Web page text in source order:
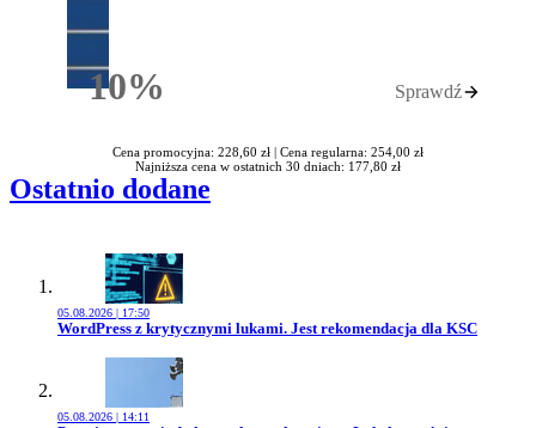
10%Rabatu Sprawdź
Cena promocyjna: 228,60 zł | Cena regularna: 254,00 zł
Najniższa cena w ostatnich 30 dniach: 177,80 zł
Ostatnio dodane
05.08.2026 | 17:50
Przejdź do artykułu:
WordPress z krytycznymi lukami. Jest rekomendacja dla KSC
05.08.2026 | 14:11